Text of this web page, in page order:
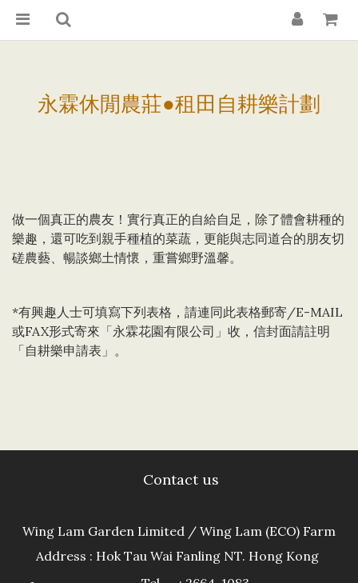
永霖休閒農莊●租田自耕樂計劃
做一個真正的農友！實行真正的自給自足，除了體會耕種的
樂趣，還可吃到親手種植的菜蔬，更能與志同道合的朋友切
磋農藝、暢談鄉土情懷，重嘗鄉野溫馨。
*有興趣人士可填寫下列表格，請連同此表格郵寄/E-MAIL
或FAX形式寄來「永霖花園有限公司」收，信封面請註明
「自耕樂申請表」。
Contact us
Wing Lam Garden Limited / Wing Lam (ECO) Farm
Address : Hok Tau Wai Fanling NT. Hong Kong